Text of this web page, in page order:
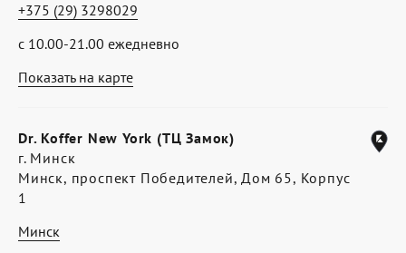
Показать на карте
с 10.00-21.00 ежедневно
+375 (29) 3298029
Dr. Koffer New York (ТЦ Замок)
г. Минск
Минск, проспект Победителей, Дом 65, Корпус
1
Минск